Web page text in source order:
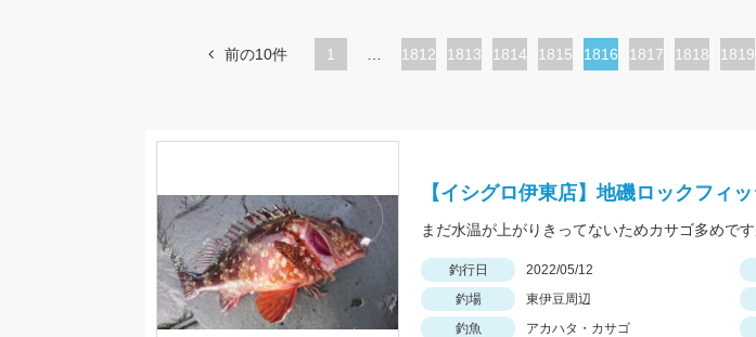
前の10件 1
ペ
1812
ペ
1813
ペ
1814
ペ
1815
カ
ペ
1816
ペ
1817
ペ
1818
ペ
1819
【イシグロ伊東店】地磯ロックフィ
釣行日 2022/05/12
釣場
東伊豆周辺
釣魚
アカハタ・カサゴ